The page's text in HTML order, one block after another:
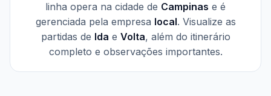
linha opera na cidade de Campinas e é
gerenciada pela empresa local. Visualize as
partidas de Ida e Volta, além do itinerário
completo e observações importantes.